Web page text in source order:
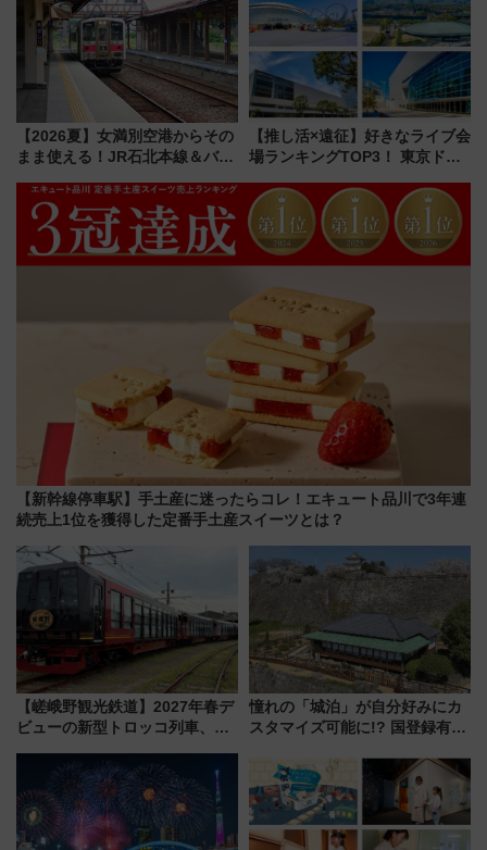
の舞台は「島原鉄道」
【2026夏】女満別空港からその
まま使える！JR石北本線＆バス
ーパス」でおトクに道東観光
（8/3発売）
【推し活×遠征】好きなライブ会
場ランキングTOP3！ 東京ドー
由と交通アクセス術、ライブ会
場に何を求める？
【新幹線停車駅】手土産に迷ったらコレ！エキュート品川で3年連
続売上1位を獲得した定番手土産スイーツとは？
【嵯峨野観光鉄道】2027年春デ
ビューの新型トロッコ列車、い
は2026年で引退
憧れの「城泊」が自分好みにカ
スタマイズ可能に!? 国登録有形
にオーダーメイド型の宿泊プラ
ンが誕生！